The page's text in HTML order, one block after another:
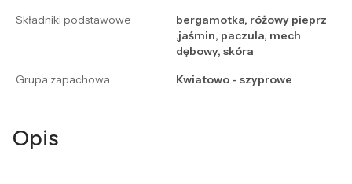
Składniki podstawowe
bergamotka, różowy pieprz
,jaśmin, paczula, mech
dębowy, skóra
Grupa zapachowa
Kwiatowo - szyprowe
Opis